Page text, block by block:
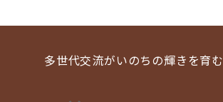
多世代交流がいのちの輝きを育む